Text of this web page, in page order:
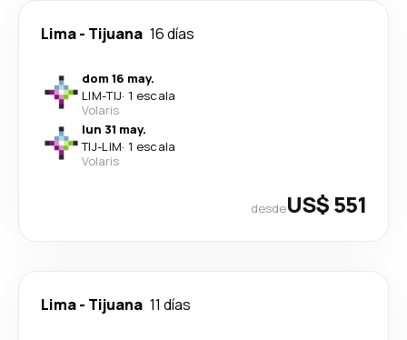
Lima- Tijuana 16 días
dom 16 may.
LIM-TIJ· 1 escala
Volaris
lun 31 may.
TIJ-LIM· 1 escala
Volaris
desdeUS$ 551
Lima- Tijuana 11 días